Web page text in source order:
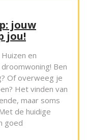
jouw
jou!
en
Ben
Of overweeg je
Het vinden van
maar soms
de huidige
goed